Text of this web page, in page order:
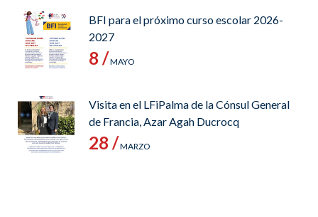
BFI para el próximo curso escolar 2026-
2027
8 /MAYO
Visita en el LFiPalma de la Cónsul General
de Francia, Azar Agah Ducrocq
28 /MARZO